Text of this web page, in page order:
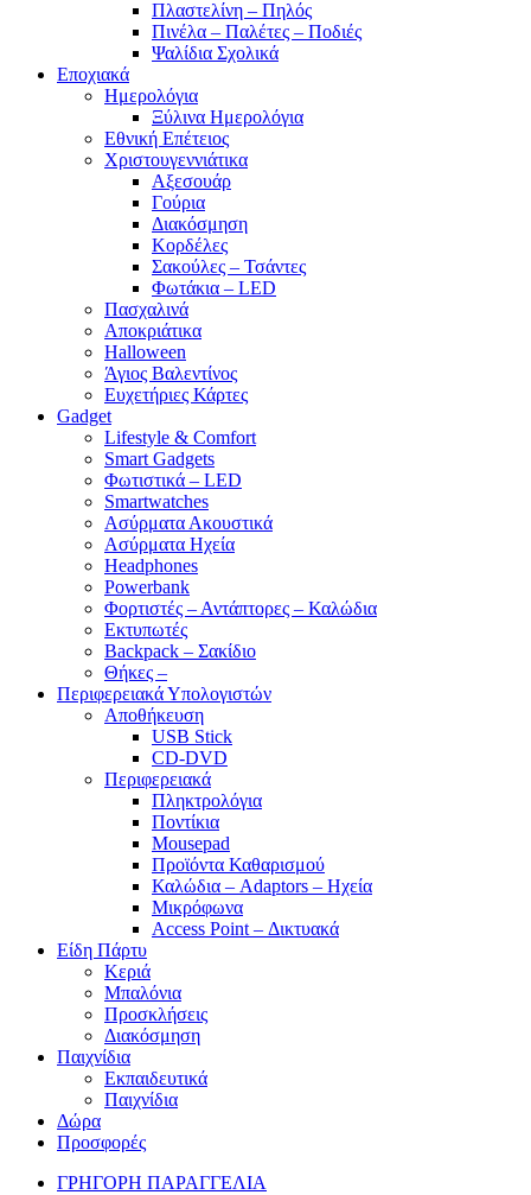
Πλαστελίνη – Πηλός
Πινέλα – Παλέτες – Ποδιές
Ψαλίδια Σχολικά
Εποχιακά
Ημερολόγια
Ξύλινα Ημερολόγια
Εθνική Επέτειος
Χριστουγεννιάτικα
Αξεσουάρ
Γούρια
Διακόσμηση
Κορδέλες
Σακούλες – Τσάντες
Φωτάκια – LED
Πασχαλινά
Αποκριάτικα
Halloween
Άγιος Βαλεντίνος
Ευχετήριες Κάρτες
Gadget
Lifestyle & Comfort
Smart Gadgets
Φωτιστικά – LED
Smartwatches
Ασύρματα Ακουστικά
Ασύρματα Ηχεία
Headphones
Powerbank
Φορτιστές – Αντάπτορες – Καλώδια
Εκτυπωτές
Backpack – Σακίδιο
Θήκες –
Περιφερειακά Υπολογιστών
Αποθήκευση
USB Stick
CD-DVD
Περιφερειακά
Πληκτρολόγια
Ποντίκια
Mousepad
Προϊόντα Καθαρισμού
Καλώδια – Adaptors – Ηχεία
Μικρόφωνα
Access Point – Δικτυακά
Είδη Πάρτυ
Κεριά
Μπαλόνια
Προσκλήσεις
Διακόσμηση
Παιχνίδια
Εκπαιδευτικά
Παιχνίδια
Δώρα
Προσφορές
ΓΡΗΓΟΡΗ ΠΑΡΑΓΓΕΛΙΑ